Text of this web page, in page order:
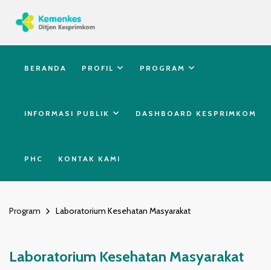
BERANDA PROFIL PROGRAM
INFORMASI PUBLIK DASHBOARD KESPRIMKOM
PHC KONTAK KAMI
Program Laboratorium Kesehatan Masyarakat
Laboratorium Kesehatan Masyarakat